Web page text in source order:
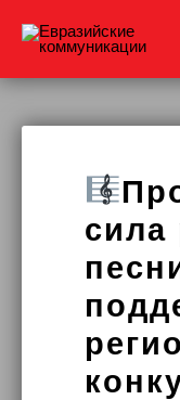
сила